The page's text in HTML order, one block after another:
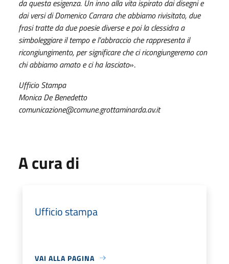
da questa esigenza. Un inno alla vita ispirato dai disegni e
dai versi di Domenico Carrara che abbiamo rivisitato, due
frasi tratte da due poesie diverse e poi la clessidra a
simboleggiare il tempo e l’abbraccio che rappresenta il
ricongiungimento, per significare che ci ricongiungeremo con
chi abbiamo amato e ci ha lasciato».
Ufficio Stampa
Monica De Benedetto
comunicazione@comune.grottaminarda.av.it
A cura di
Ufficio stampa
VAI ALLA PAGINA